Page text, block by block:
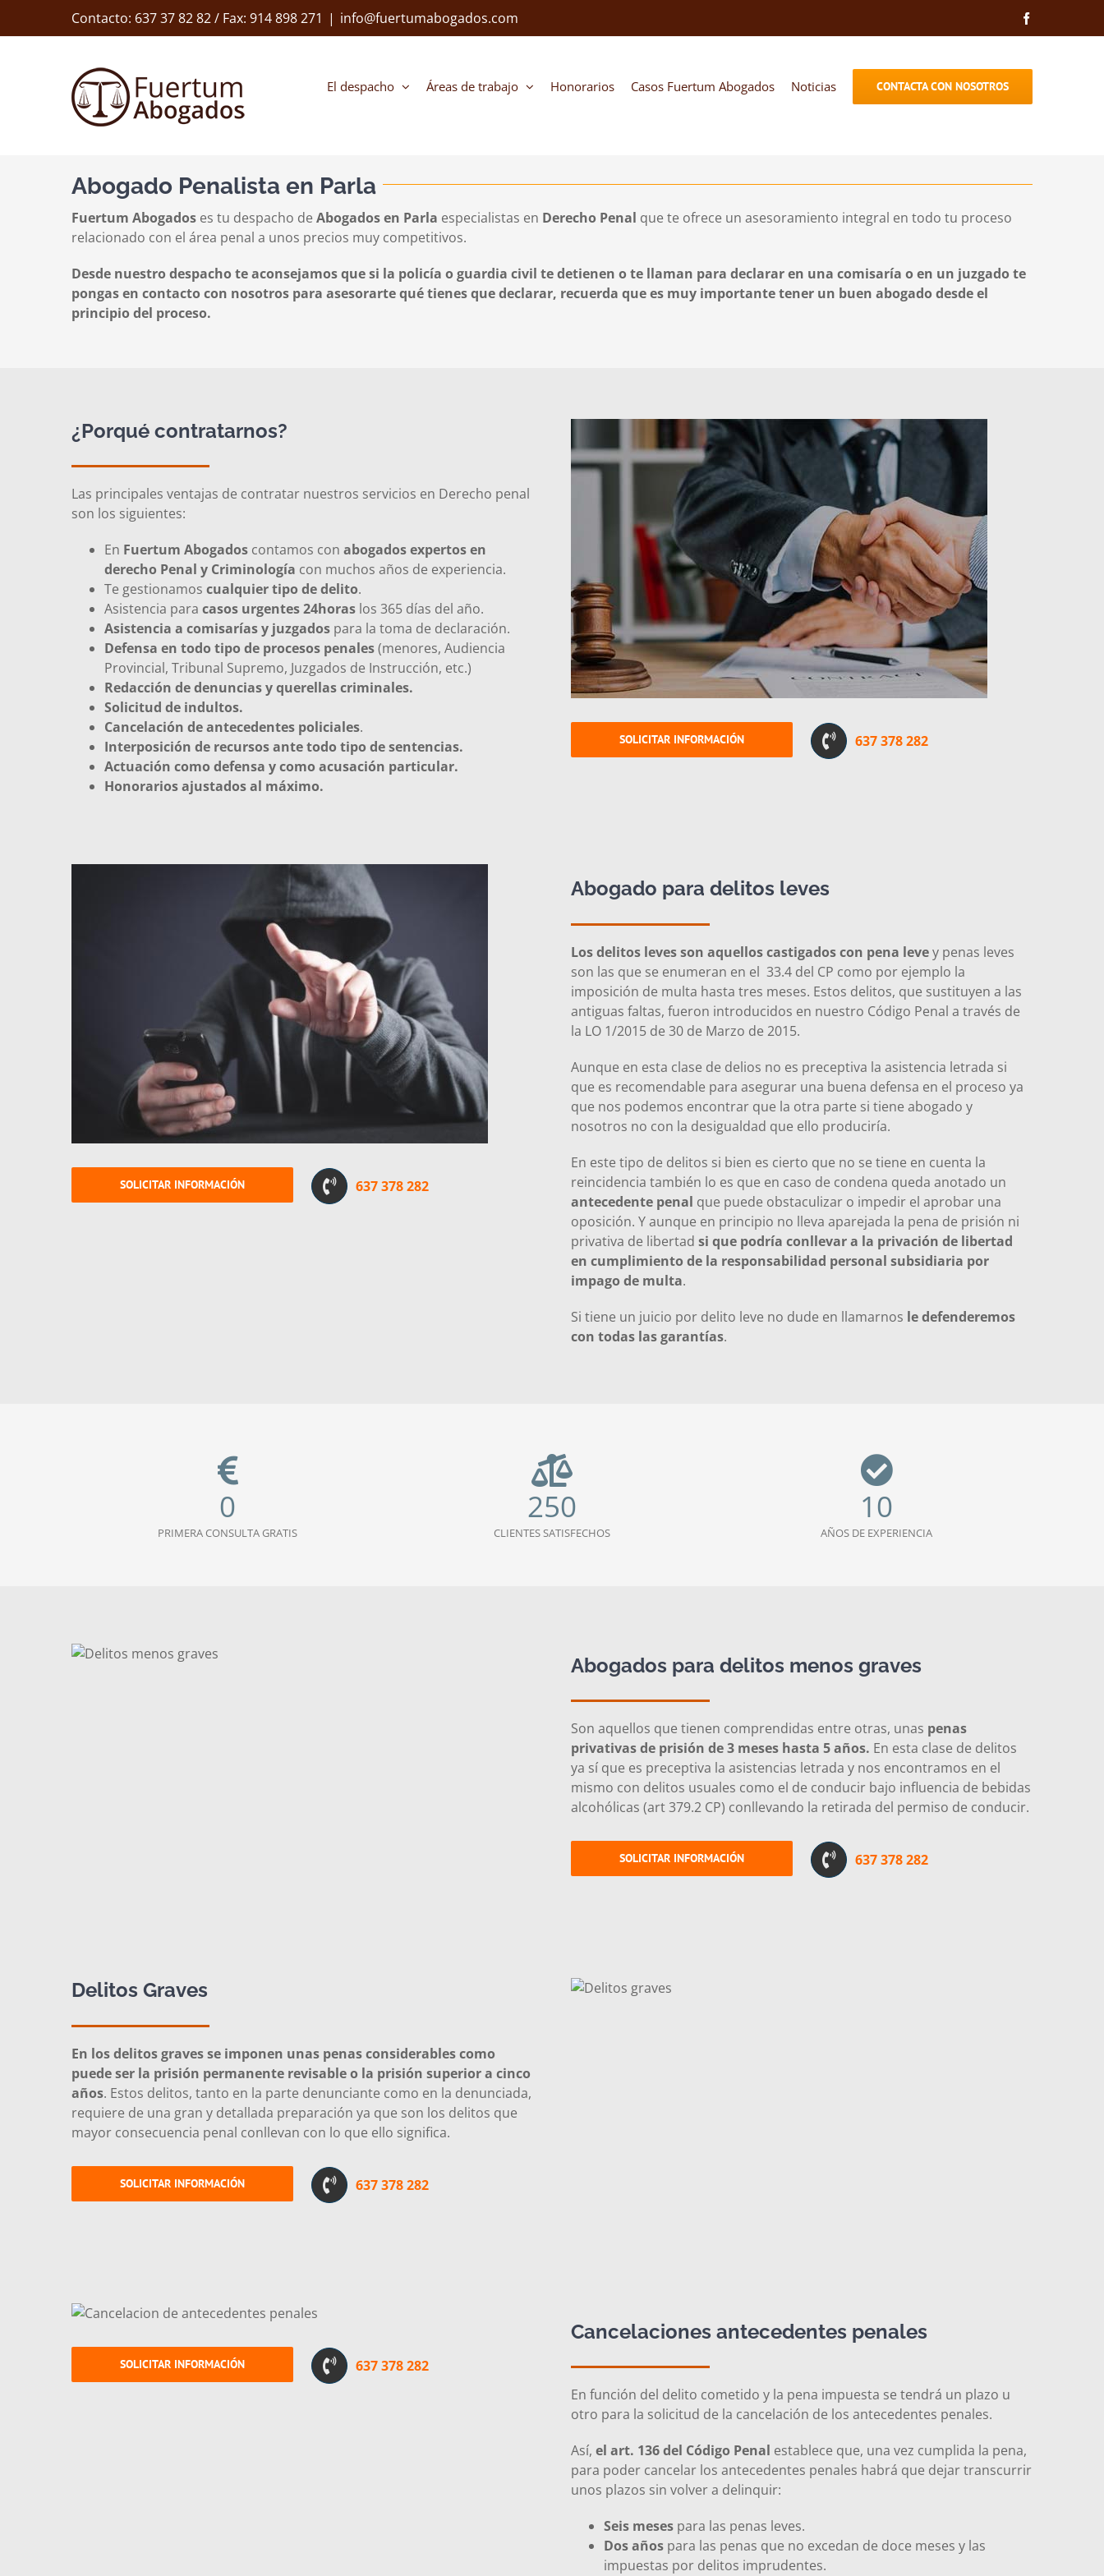
Contacto: 637 37 82 82 / Fax: 914 898 271 | info@fuertumabogados.com
El despacho Áreas de trabajo Honorarios Casos Fuertum Abogados Noticias CONTACTA CON NOSOTROS
Abogado Penalista en Parla
Fuertum Abogados es tu despacho de Abogados en Parla especialistas en Derecho Penal que te ofrece un asesoramiento integral en todo tu proceso
relacionado con el área penal a unos precios muy competitivos.
Desde nuestro despacho te aconsejamos que si la policía o guardia civil te detienen o te llaman para declarar en una comisaría o en un juzgado te
pongas en contacto con nosotros para asesorarte qué tienes que declarar, recuerda que es muy importante tener un buen abogado desde el
principio del proceso.
¿Porqué contratarnos?
Las principales ventajas de contratar nuestros servicios en Derecho penal
son los siguientes:
En Fuertum Abogados contamos con abogados expertos en
derecho Penal y Criminología con muchos años de experiencia.
Te gestionamos cualquier tipo de delito.
Asistencia para casos urgentes 24horas los 365 días del año.
Asistencia a comisarías y juzgados para la toma de declaración.
Defensa en todo tipo de procesos penales(menores, Audiencia
Provincial, Tribunal Supremo, Juzgados de Instrucción, etc.)
Redacción de denuncias y querellas criminales.
Solicitud de indultos.
Cancelación de antecedentes policiales.
Interposición de recursos ante todo tipo de sentencias.
Actuación como defensa y como acusación particular.
Honorarios ajustados al máximo.
SOLICITAR INFORMACIÓN 637 378 282
SOLICITAR INFORMACIÓN 637 378 282
Abogado para delitos leves
Los delitos leves son aquellos castigados con pena levey penas leves
son las que se enumeran en el 33.4 del CP como por ejemplo la
imposición de multa hasta tres meses. Estos delitos, que sustituyen a las
antiguas faltas, fueron introducidos en nuestro Código Penal a través de
la LO 1/2015 de 30 de Marzo de 2015.
Aunque en esta clase de delios no es preceptiva la asistencia letrada si
que es recomendable para asegurar una buena defensa en el proceso ya
que nos podemos encontrar que la otra parte si tiene abogado y
nosotros no con la desigualdad que ello produciría.
En este tipo de delitos si bien es cierto que no se tiene en cuenta la
reincidencia también lo es que en caso de condena queda anotado un
antecedente penal que puede obstaculizar o impedir el aprobar una
oposición. Y aunque en principio no lleva aparejada la pena de prisión ni
privativa de libertadsi que podría conllevar a la privación de libertad
en cumplimiento de la responsabilidad personal subsidiaria por
impago de multa.
Si tiene un juicio por delito leve no dude en llamarnos le defenderemos
con todas las garantías.
0
PRIMERA CONSULTA GRATIS
250
CLIENTES SATISFECHOS
10
AÑOS DE EXPERIENCIA
Abogados para delitos menos graves
Son aquellos que tienen comprendidas entre otras, unas penas
privativas de prisión de 3 meses hasta 5 años. En esta clase de delitos
ya sí que es preceptiva la asistencias letrada y nos encontramos en el
mismo con delitos usuales como el de conducir bajo influencia de bebidas
alcohólicas (art 379.2 CP) conllevando la retirada del permiso de conducir.
SOLICITAR INFORMACIÓN 637 378 282
Delitos Graves
En los delitos graves se imponen unas penas considerables como
puede ser la prisión permanente revisable o la prisión superior a cinco
años. Estos delitos, tanto en la parte denunciante como en la denunciada,
requiere de una gran y detallada preparación ya que son los delitos que
mayor consecuencia penal conllevan con lo que ello significa.
SOLICITAR INFORMACIÓN 637 378 282
SOLICITAR INFORMACIÓN 637 378 282
Cancelaciones antecedentes penales
En función del delito cometido y la pena impuesta se tendrá un plazo u
otro para la solicitud de la cancelación de los antecedentes penales.
Así,el art. 136 del Código Penal establece que, una vez cumplida la pena,
para poder cancelar los antecedentes penales habrá que dejar transcurrir
unos plazos sin volver a delinquir:
Seis meses para las penas leves.
Dos años para las penas que no excedan de doce meses y las
impuestas por delitos imprudentes.